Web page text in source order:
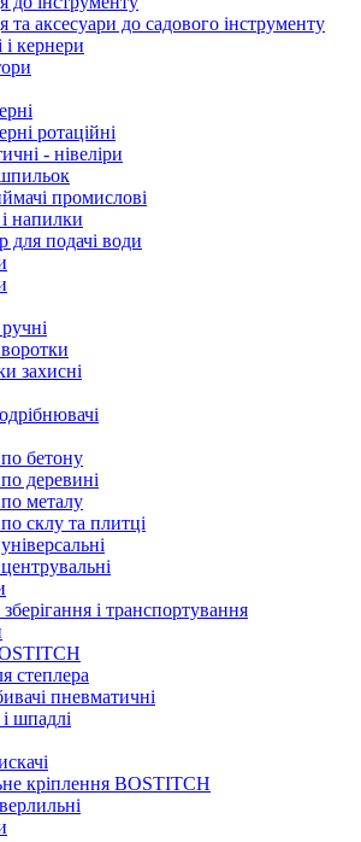
та аксесуари до садового інструменту
і кернери
ротаційні
- нівеліри
промислові
напилки
для подачі води
воротки
захисні
бетону
деревині
металу
склу та плитці
і транспортування
степлера
пневматичні
шпадлі
кріплення BOSTITCH